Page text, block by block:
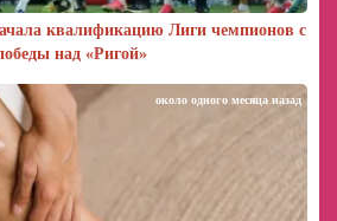
квалификацию Лиги чемпионов с
над «Ригой»
около одного месяца назад